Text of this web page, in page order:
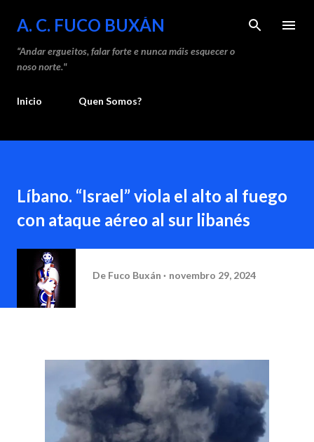
Saltar ao contido principal
A. C. FUCO BUXÁN
“Andar ergueitos, falar forte e nunca máis esquecer o
noso norte."
Inicio Quen Somos?
Líbano. “Israel” viola el alto al fuego
con ataque aéreo al sur libanés
De Fuco Buxán novembro 29, 2024